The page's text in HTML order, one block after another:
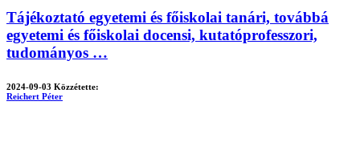
Tájékoztató egyetemi és főiskolai tanári, továbbá
egyetemi és főiskolai docensi, kutatóprofesszori,
tudományos …
2024-09-03 Közzétette:
Reichert Péter